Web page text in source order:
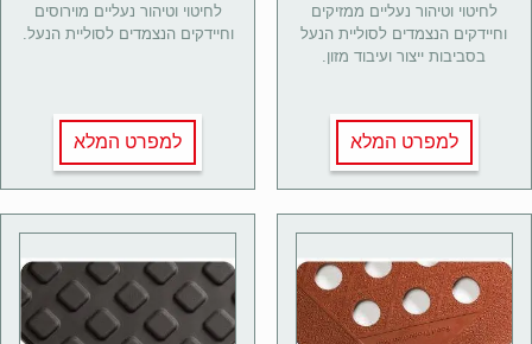
לחיטוי וטיהור נעליים ממזיקים
וחיידקים הנצמדים לסוליית הנעל
בסביבות ייצור ועיבוד מזון.
למפרט המלא
לחיטוי וטיהור נעליים מוירוסים
וחיידקים הנצמדים לסוליית הנעל.
למפרט המלא